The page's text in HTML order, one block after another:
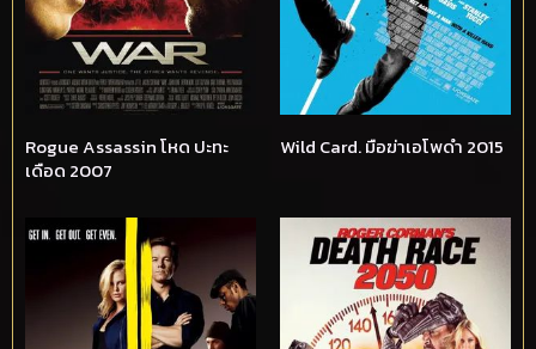
Rogue Assassin โหด ปะทะ
เดือด 2007
Wild Card. มือฆ่าเอโพดำ 2015